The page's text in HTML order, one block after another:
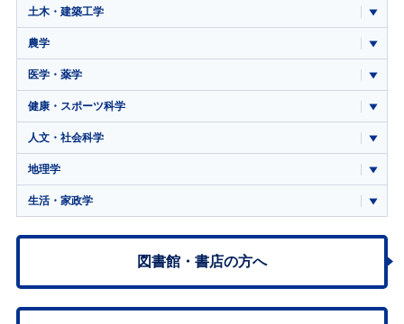
土木・建築工学
農学
医学・薬学
健康・スポーツ科学
人文・社会科学
地理学
生活・家政学
図書館・書店の方へ